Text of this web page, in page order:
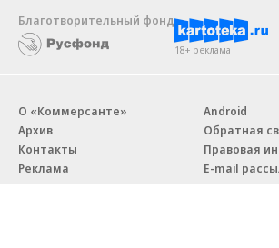
Благотворительный фонд
18+ реклама
О «Коммерсанте»
Архив
Контакты
Реклама
Вакансии
Android
Обратная
Правовая
E-mail